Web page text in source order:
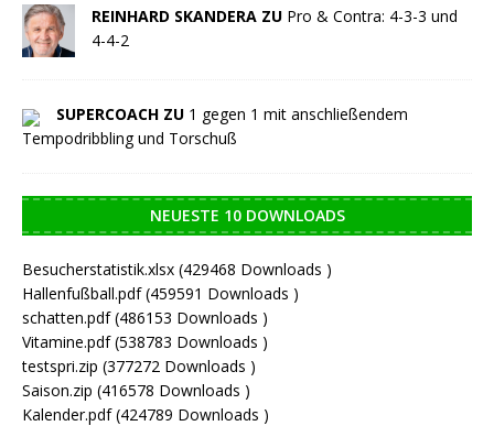
REINHARD SKANDERA ZU Pro & Contra: 4-3-3 und
4-4-2
SUPERCOACH ZU 1 gegen 1 mit anschließendem
Tempodribbling und Torschuß
NEUESTE 10 DOWNLOADS
Besucherstatistik.xlsx (429468 Downloads )
Hallenfußball.pdf (459591 Downloads )
schatten.pdf (486153 Downloads )
Vitamine.pdf (538783 Downloads )
testspri.zip (377272 Downloads )
Saison.zip (416578 Downloads )
Kalender.pdf (424789 Downloads )